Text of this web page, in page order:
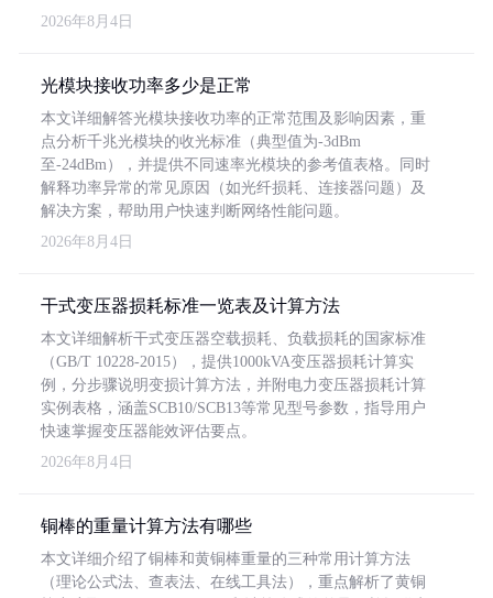
2026年8月4日
光模块接收功率多少是正常
本文详细解答光模块接收功率的正常范围及影响因素，重
点分析千兆光模块的收光标准（典型值为-3dBm
至-24dBm），并提供不同速率光模块的参考值表格。同时
解释功率异常的常见原因（如光纤损耗、连接器问题）及
解决方案，帮助用户快速判断网络性能问题。
2026年8月4日
干式变压器损耗标准一览表及计算方法
本文详细解析干式变压器空载损耗、负载损耗的国家标准
（GB/T 10228-2015），提供1000kVA变压器损耗计算实
例，分步骤说明变损计算方法，并附电力变压器损耗计算
实例表格，涵盖SCB10/SCB13等常见型号参数，指导用户
快速掌握变压器能效评估要点。
2026年8月4日
铜棒的重量计算方法有哪些
本文详细介绍了铜棒和黄铜棒重量的三种常用计算方法
（理论公式法、查表法、在线工具法），重点解析了黄铜